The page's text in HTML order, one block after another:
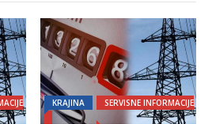
KRAJINA SERVISNE INFORMACIJE